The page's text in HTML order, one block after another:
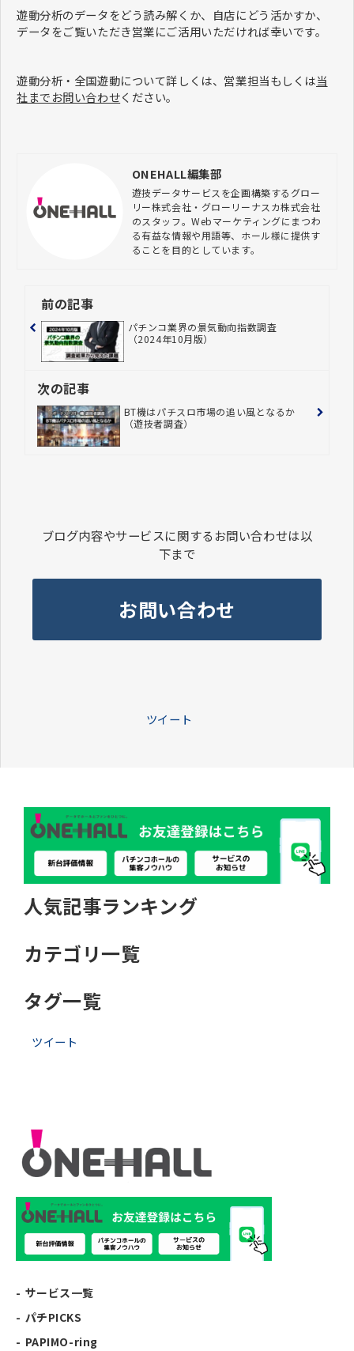
遊動分析のデータをどう読み解くか、自店にどう活かすか、
データをご覧いただき営業にご活用いただければ幸いです。
遊動分析・全国遊動について詳しくは、営業担当もしくは当
社までお問い合わせください。
ONEHALL編集部
遊技データサービスを企画構築するグロー
リー株式会社・グローリーナスカ株式会社
のスタッフ。Webマーケティングにまつわ
る有益な情報や用語等、ホール様に提供す
ることを目的としています。
前の記事
パチンコ業界の景気動向指数調査
（2024年10月版）
次の記事
BT機はパチスロ市場の追い風となるか
（遊技者調査）
ブログ内容やサービスに関するお問い合わせは以
下まで
お問い合わせ
ツイート
人気記事ランキング
カテゴリ一覧
タグ一覧
ツイート
サービス一覧
パチPICKS
PAPIMO-ring